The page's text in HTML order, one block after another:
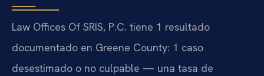
Law Offices Of SRIS, P.C. tiene 1 resultado
documentado en Greene County: 1 caso
desestimado o no culpable — una tasa de